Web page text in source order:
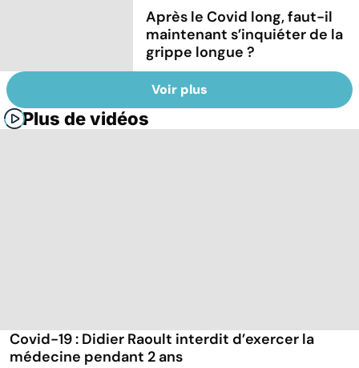
Après le Covid long, faut-il
maintenant s’inquiéter de la
grippe longue ?
Voir plus
Plus de vidéos
Covid-19 : Didier Raoult interdit d’exercer la
médecine pendant 2 ans